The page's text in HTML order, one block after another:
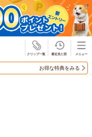
お得な特典をみる